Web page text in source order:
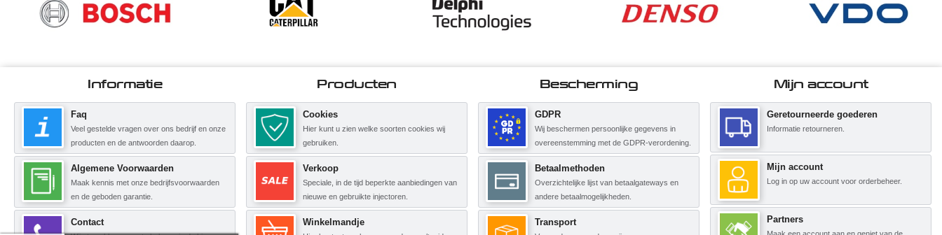
Informatie
Faq
Veel gestelde vragen over ons bedrijf en onze
producten en de antwoorden daarop.
Algemene Voorwaarden
Maak kennis met onze bedrijfsvoorwaarden
en de geboden garantie.
Contact
Producten
Cookies
Hier kunt u zien welke soorten cookies wij
gebruiken.
Verkoop
Speciale, in de tijd beperkte aanbiedingen van
nieuwe en gebruikte injectoren.
Winkelmandje
Bescherming
GDPR
Wij beschermen persoonlijke gegevens in
overeenstemming met de GDPR-verordening.
Betaalmethoden
Overzichtelijke lijst van betaalgateways en
andere betaalmogelijkheden.
Transport
Mijn account
Geretourneerde goederen
Informatie retourneren.
Mijn account
Log in op uw account voor orderbeheer.
Partners